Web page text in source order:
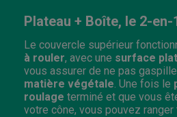
Plateau + Boîte, le 2-
Le couvercle supérieur
à rouler, avec une surface
vous assurer de ne pas
matière végétale . Une fois le
roulage terminé et que vous
votre cône, vous pouvez